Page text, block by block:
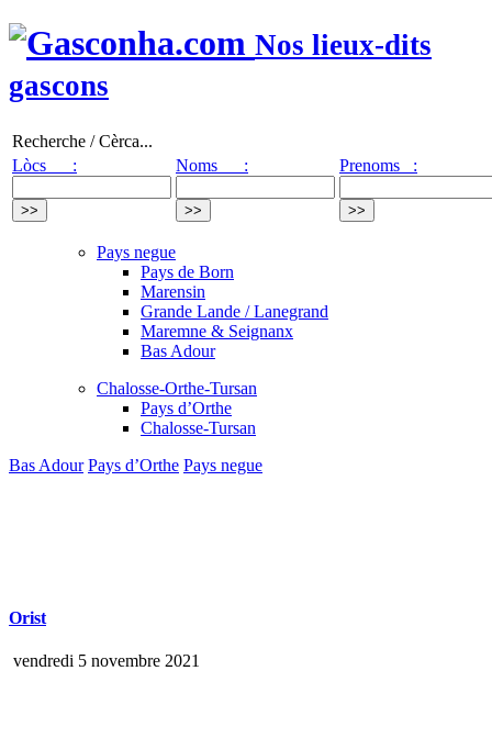
Nos lieux-dits
gascons
Recherche / Cèrca...
Lòcs :
Noms : Prenoms :
Pays negue
Pays de Born
Marensin
Grande Lande / Lanegrand
Maremne & Seignanx
Bas Adour
Chalosse-Orthe-Tursan
Pays d’Orthe
Chalosse-Tursan
Bas Adour Pays d’Orthe Pays negue
Orist
vendredi 5 novembre 2021